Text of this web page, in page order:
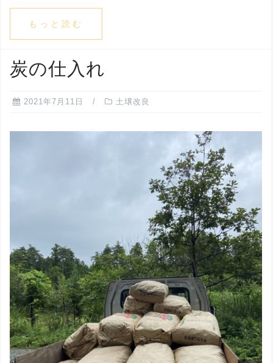
もっと読む
炭の仕入れ
2021年7月11日 土壌改良